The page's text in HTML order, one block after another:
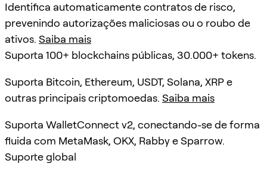
Identifica automaticamente contratos de risco,
prevenindo autorizações maliciosas ou o roubo de
ativos. Saiba mais
Suporta 100+ blockchains públicas, 30.000+ tokens.
Suporta Bitcoin, Ethereum, USDT, Solana, XRP e
outras principais criptomoedas. Saiba mais
Suporta WalletConnect v2, conectando-se de forma
fluida com MetaMask, OKX, Rabby e Sparrow.
Suporte global